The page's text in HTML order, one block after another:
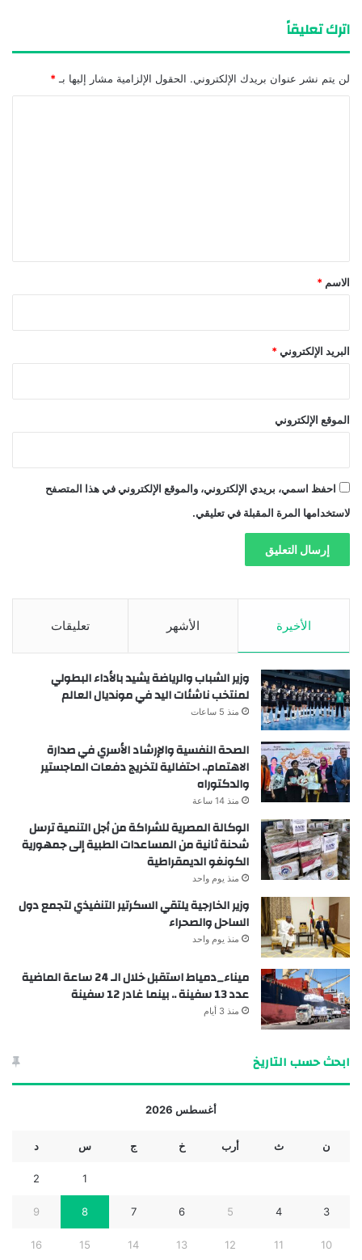
اترك تعليقاً
لن يتم نشر عنوان بريدك الإلكتروني. الحقول الإلزامية مشار إليها بـ *
*
الاسم *
البريد الإلكتروني *
الموقع الإلكتروني
احفظ اسمي، بريدي الإلكتروني، والموقع الإلكتروني في هذا المتصفح
لاستخدامها المرة المقبلة في تعليقي.
الأخيرة الأشهر تعليقات
وزير الشباب والرياضة يشيد بالأداء البطولي
لمنتخب ناشئات اليد في مونديال العالم
منذ 5 ساعات
الصحة النفسية والإرشاد الأسري في صدارة
الاهتمام.. احتفالية لتخريج دفعات الماجستير
والدكتوراه
منذ 14 ساعة
الوكالة المصرية للشراكة من أجل التنمية ترسل
شحنة ثانية من المساعدات الطبية إلى جمهورية
الكونغو الديمقراطية
منذ يوم واحد
وزير الخارجية يلتقي السكرتير التنفيذي لتجمع دول
الساحل والصحراء
منذ يوم واحد
ميناء_دمياط استقبل خلال الـ 24 ساعة الماضية
عدد 13 سفينة .. بينما غادر 12 سفينة
منذ 3 أيام
ابحث حسب التاريخ
أغسطس 2026
ن ث أرب خ ج س د
1
2
3
4
5
6
7
8
9
10
11
12
13
14
15
16